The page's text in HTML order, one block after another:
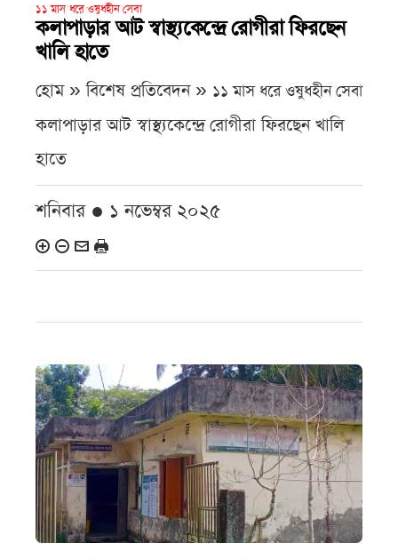
১১ মাস ধরে ওষুধহীন সেবা
কলাপাড়ার আট স্বাস্থ্যকেন্দ্রে রোগীরা ফিরছেন
খালি হাতে
হোম » বিশেষ প্রতিবেদন » ১১ মাস ধরে ওষুধহীন সেবা
কলাপাড়ার আট স্বাস্থ্যকেন্দ্রে রোগীরা ফিরছেন খালি
হাতে
শনিবার ● ১ নভেম্বর ২০২৫